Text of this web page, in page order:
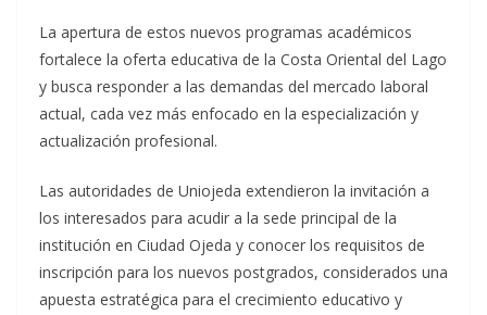
La apertura de estos nuevos programas académicos
fortalece la oferta educativa de la Costa Oriental del Lago
y busca responder a las demandas del mercado laboral
actual, cada vez más enfocado en la especialización y
actualización profesional.
Las autoridades de Uniojeda extendieron la invitación a
los interesados para acudir a la sede principal de la
institución en Ciudad Ojeda y conocer los requisitos de
inscripción para los nuevos postgrados, considerados una
apuesta estratégica para el crecimiento educativo y